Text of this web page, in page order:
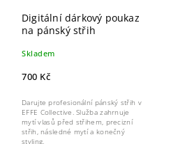
Digitální dárkový poukaz
na pánský střih
Skladem
700 Kč
Darujte profesionální pánský střih v
EFFE Collective. Služba zahrnuje
mytí vlasů před střihem, precizní
střih, následné mytí a konečný
styling.